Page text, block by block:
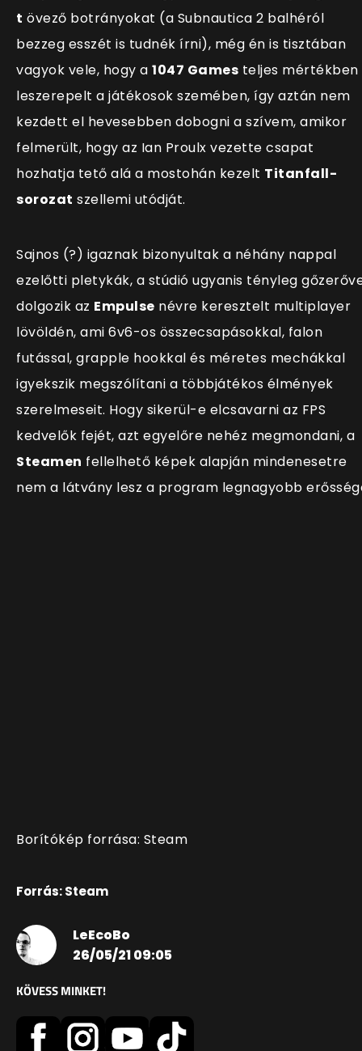
t övező botrányokat (a Subnautica 2 balhéról
bezzeg esszét is tudnék írni), még én is tisztában
vagyok vele, hogy a 1047 Games teljes mértékben
leszerepelt a játékosok szemében, így aztán nem
kezdett el hevesebben dobogni a szívem, amikor
felmerült, hogy az Ian Proulx vezette csapat
hozhatja tető alá a mostohán kezelt Titanfall-
sorozat szellemi utódját.
Sajnos (?) igaznak bizonyultak a néhány nappal
ezelőtti pletykák, a stúdió ugyanis tényleg
dolgozik az Empulse névre keresztelt multiplayer
lövöldén, ami 6v6-os összecsapásokkal, falon
futással, grapple hookkal és méretes mechákkal
igyekszik megszólítani a többjátékos élmények
szerelmeseit. Hogy sikerül-e elcsavarni az FPS
kedvelők fejét, azt egyelőre nehéz megmondani, a
Steamen fellelhető képek alapján mindenesetre
nem a látvány lesz a program legnagyobb
Borítókép forrása: Steam
Forrás: Steam
LeEcoBo
26/05/21 09:05
KÖVESS MINKET!